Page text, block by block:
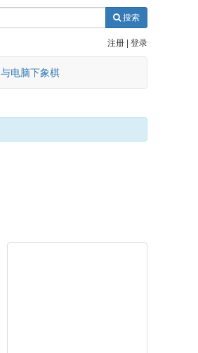
搜索
注册 登录
与电脑下象棋